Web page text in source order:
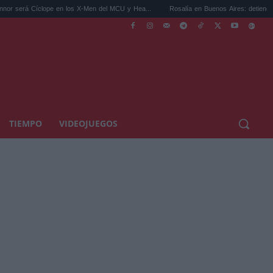
en los X-Men del MCU y Hea... Rosalía en Buenos Aires: detiene el tráfico y
TIEMPO VIDEOJUEGOS